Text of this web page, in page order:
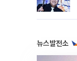
뉴스발전소